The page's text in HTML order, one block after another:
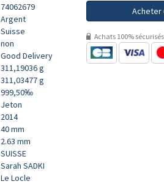
74062679
Argent
Suisse
non
Good Delivery
311,19036 g
311,03477 g
999,50‰
Jeton
2014
40 mm
2.63 mm
SUISSE
Sarah SADKI
Le Locle
Acheter
Achats 100% sécurisés